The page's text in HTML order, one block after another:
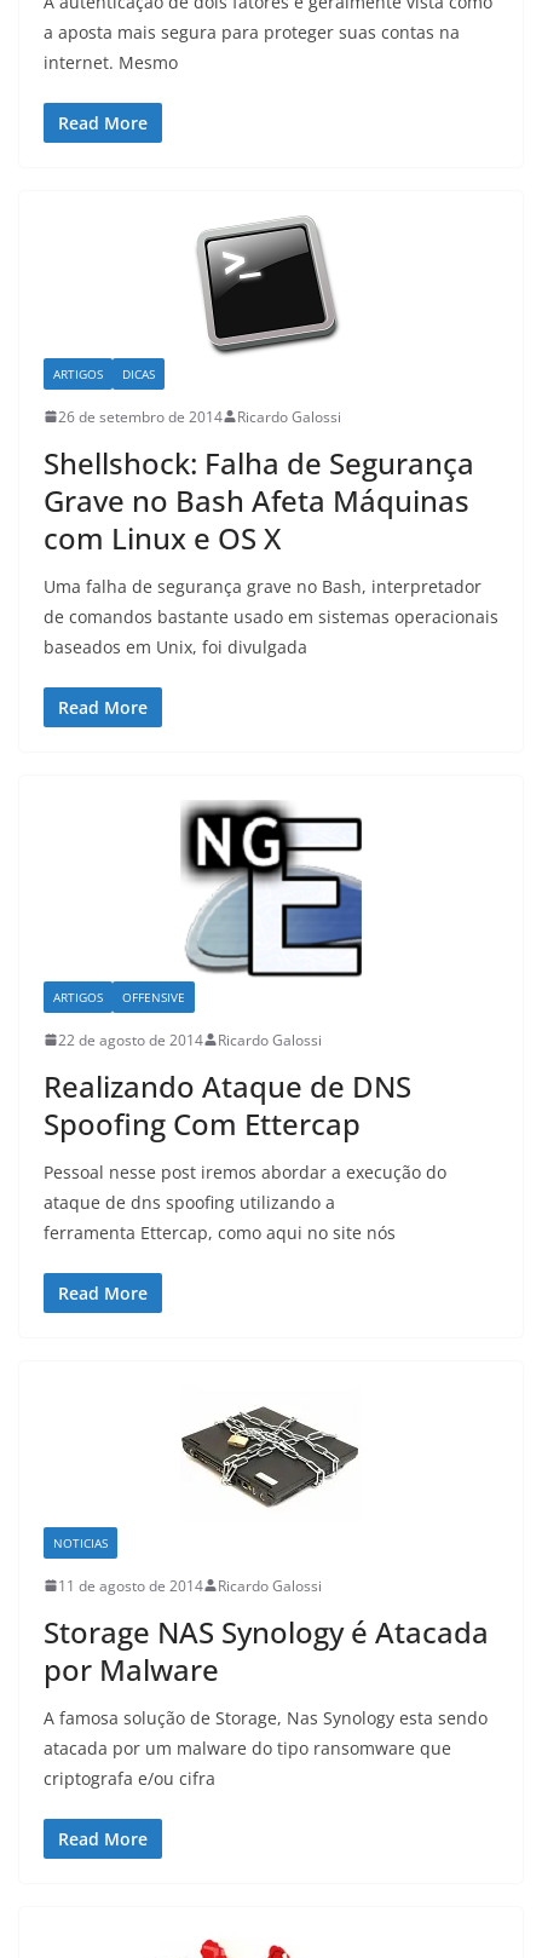
a aposta mais segura para proteger suas contas na
internet. Mesmo
Read More
ARTIGOS DICAS
26 de setembro de 2014 Ricardo Galossi
Shellshock: Falha de Segurança
Grave no Bash Afeta Máquinas
com Linux e OS X
Uma falha de segurança grave no Bash, interpretador
de comandos bastante usado em sistemas operacionais
baseados em Unix, foi divulgada
Read More
ARTIGOS OFFENSIVE
22 de agosto de 2014 Ricardo Galossi
Realizando Ataque de DNS
Spoofing Com Ettercap
Pessoal nesse post iremos abordar a execução do
ataque de dns spoofing utilizando a
ferramenta Ettercap, como aqui no site nós
Read More
NOTICIAS
11 de agosto de 2014 Ricardo Galossi
Storage NAS Synology é Atacada
por Malware
A famosa solução de Storage, Nas Synology esta sendo
atacada por um malware do tipo ransomware que
criptografa e/ou cifra
Read More